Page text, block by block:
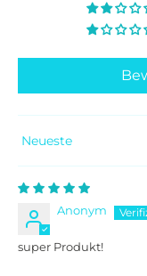
Sort by
Anonym
super Produkt!